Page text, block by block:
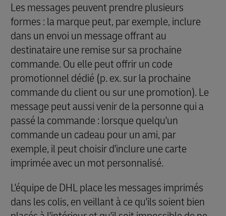
Les messages peuvent prendre plusieurs
formes : la marque peut, par exemple, inclure
dans un envoi un message offrant au
destinataire une remise sur sa prochaine
commande. Ou elle peut offrir un code
promotionnel dédié (p. ex. sur la prochaine
commande du client ou sur une promotion). Le
message peut aussi venir de la personne qui a
passé la commande : lorsque quelqu'un
commande un cadeau pour un ami, par
exemple, il peut choisir d'inclure une carte
imprimée avec un mot personnalisé.
L'équipe de DHL place les messages imprimés
dans les colis, en veillant à ce qu'ils soient bien